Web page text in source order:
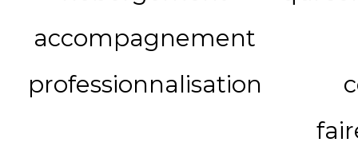
accompagnement
professionnalisation